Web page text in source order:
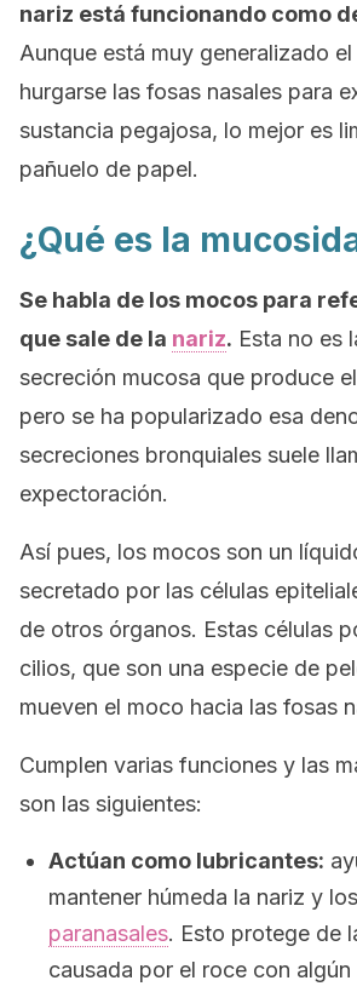
nariz está funcionando como
Aunque está muy generalizado
hurgarse las fosas nasales para
sustancia pegajosa, lo mejor es
pañuelo de papel.
¿Qué es la
Se habla de los mocos para
que sale de la nariz. Esta no es
secreción mucosa que produce
pero se ha popularizado esa
secreciones bronquiales suele
expectoración.
Así pues, los mocos son un
secretado por las células
de otros órganos. Estas células
cilios, que son una especie de
mueven el moco hacia las fosas
Cumplen varias funciones y las
son las siguientes:
Actúan como lubricantes:
mantener húmeda la nariz y los
paranasales. Esto protege de
causada por el roce con